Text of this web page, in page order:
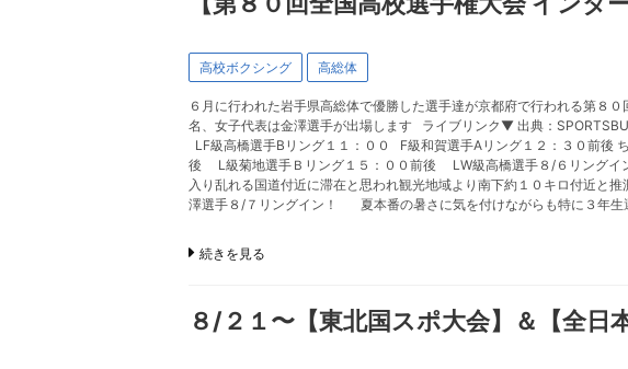
高校ボクシング 高総体
６月に行われた岩手県高総体で優勝した選手達が京都府で行われる第８
名、女子代表は金澤選手が出場します ライブリンク▼ 出典：
LF級高橋選手Bリング１１：００ F級和賀選手Aリング１２：３０前後
後 L級菊地選手Ｂリング１５：００前後 LW級高橋選手８/６リングイ
入り乱れる国道付近に滞在と思われ観光地域より南下約１０キロ付近
澤選手８/７リングイン！ 夏本番の暑さに気を付けながらも特に３年生
続きを見る
８/２１〜【東北国スポ大会】＆【全